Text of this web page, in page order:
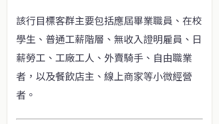
該行目標客群主要包括應屆畢業職員、在校
學生、普通工薪階層、無收入證明雇員、日
薪勞工、工廠工人、外賣騎手、自由職業
者，以及餐飲店主、線上商家等小微經營
者。